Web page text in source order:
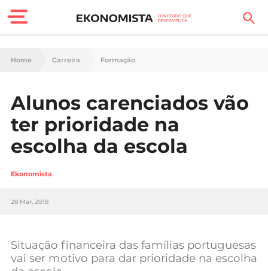
Finanças Pessoais
Carreira
Casa
Lifestyle
Sociedade
Negócios
Home Carreira Formação
Alunos carenciados vão
ter prioridade na
escolha da escola
Ekonomista
28 Mar, 2018
Situação financeira das famílias portuguesas
vai ser motivo para dar prioridade na escolha